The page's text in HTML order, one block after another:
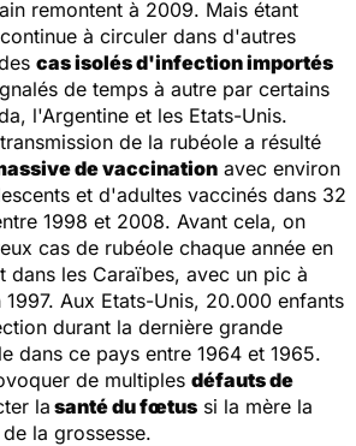
remontent à 2009. Mais étant
à circuler dans d'autres
cas isolés d'infection importés
de temps à autre par certains
l'Argentine et les Etats-Unis.
de la rubéole a résulté
de vaccination avec environ
et d'adultes vaccinés dans 32
1998 et 2008. Avant cela, on
cas de rubéole chaque année en
dans les Caraïbes, avec un pic à
Aux Etats-Unis, 20.000 enfants
durant la dernière grande
dans ce pays entre 1964 et 1965.
de multiples défauts de
la santé du fœtus si la mère la
la grossesse.